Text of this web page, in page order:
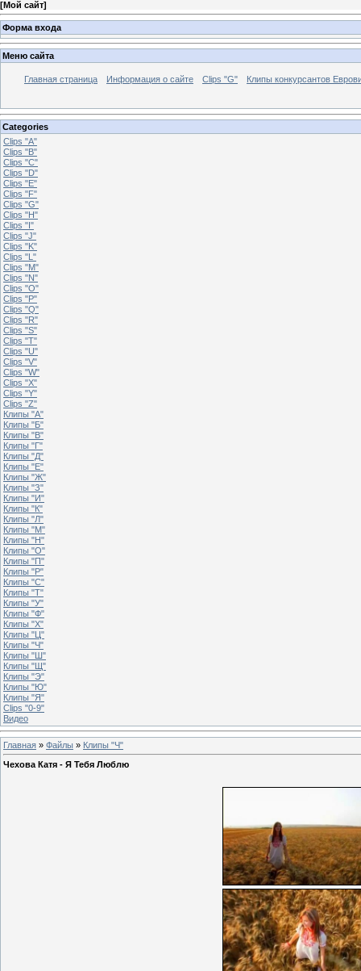
[Мой сайт]
Форма входа
Меню сайта
Главная страница Информация о сайте Clips "G" Клипы конкурсантов
Categories
Clips "A"
Clips "B"
Clips "C"
Clips "D"
Clips "E"
Clips "F"
Clips "G"
Clips "H"
Clips "I"
Clips "J"
Clips "K"
Clips "L"
Clips "M"
Clips "N"
Clips "O"
Clips "P"
Clips "Q"
Clips "R"
Clips "S"
Clips "T"
Clips "U"
Clips "V"
Clips "W"
Clips "X"
Clips "Y"
Clips "Z"
Клипы "А"
Клипы "Б"
Клипы "В"
Клипы "Г"
Клипы "Д"
Клипы "Е"
Клипы "Ж"
Клипы "З"
Клипы "И"
Клипы "К"
Клипы "Л"
Клипы "М"
Клипы "Н"
Клипы "О"
Клипы "П"
Клипы "Р"
Клипы "С"
Клипы "Т"
Клипы "У"
Клипы "Ф"
Клипы "Х"
Клипы "Ц"
Клипы "Ч"
Клипы "Ш"
Клипы "Щ"
Клипы "Э"
Клипы "Ю"
Клипы "Я"
Clips "0-9"
Видео
Главная » Файлы » Клипы "Ч"
Чехова Катя - Я Тебя Люблю